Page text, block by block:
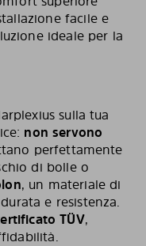
facile e
ideale per la
sulla tua
non servono
perfettamente
di bolle o
, un materiale di
e resistenza.
TÜV,